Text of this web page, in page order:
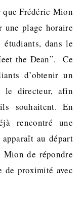
que Frédéric Mion
une plage horaire
dans le
the Dean”. Ce
d’obtenir un
le directeur, afin
souhaitent. En
rencontré une
au départ
Mion de répondre
de proximité avec